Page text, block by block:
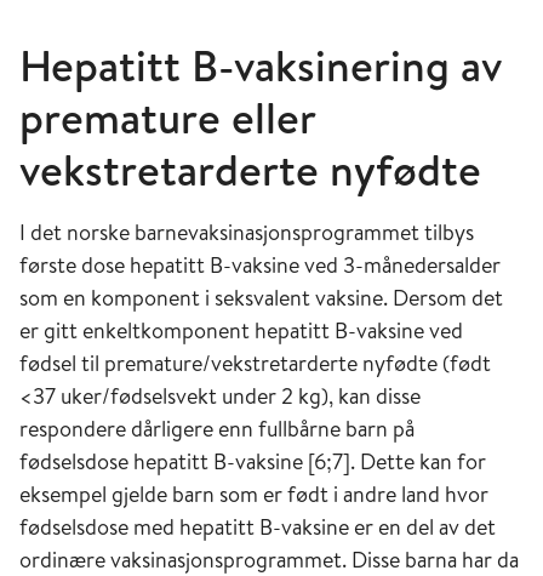
Hepatitt B-vaksinering av
premature eller
vekstretarderte nyfødte
I det norske barnevaksinasjonsprogrammet tilbys
første dose hepatitt B-vaksine ved 3-månedersalder
som en komponent i seksvalent vaksine. Dersom det
er gitt enkeltkomponent hepatitt B-vaksine ved
fødsel til premature/vekstretarderte nyfødte (født
<37 uker/fødselsvekt under 2 kg), kan disse
respondere dårligere enn fullbårne barn på
fødselsdose hepatitt B-vaksine [6;7]. Dette kan for
eksempel gjelde barn som er født i andre land hvor
fødselsdose med hepatitt B-vaksine er en del av det
ordinære vaksinasjonsprogrammet. Disse barna har da